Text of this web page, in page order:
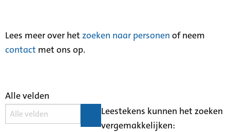
Lees meer over het zoeken naar personen of neem
contact met ons op.
Alle velden
Leestekens kunnen het zoeken
vergemakkelijken: